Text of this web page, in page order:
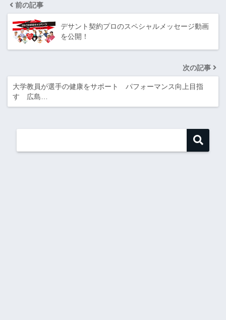
前の記事
デサント契約プロのスペシャルメッセージ動画
を公開！
次の記事
大学教員が選手の健康をサポート パフォーマンス向上目指
す 広島…